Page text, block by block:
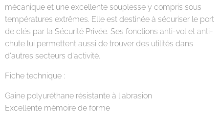
mécanique et une excellente souplesse y compris sous
températures extrêmes. Elle est destinée à sécuriser le port
de clés par la Sécurité Privée. Ses fonctions anti-vol et anti-
chute lui permettent aussi de trouver des utilités dans
d'autres secteurs d'activité.
Fiche technique :
Gaine polyuréthane résistante à l'abrasion
Excellente mémoire de forme